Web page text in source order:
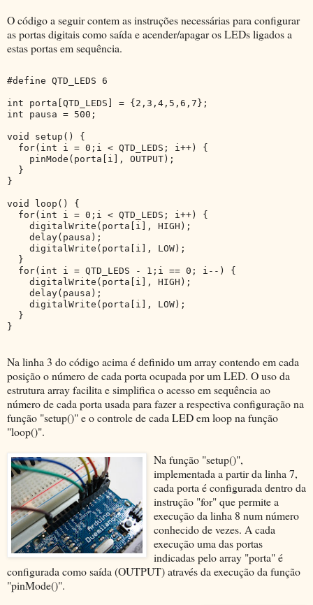
O código a seguir contem as instruções necessárias para configurar
as portas digitais como saída e acender/apagar os LEDs ligados a
estas portas em sequência.
#define QTD_LEDS 6
int porta[QTD_LEDS] = {2,3,4,5,6,7};
int pausa = 500;
void setup() {
  for(int i = 0;i < QTD_LEDS; i++) {
    pinMode(porta[i], OUTPUT);
  }
}
void loop() {
  for(int i = 0;i < QTD_LEDS; i++) {
    digitalWrite(porta[i], HIGH);
    delay(pausa);
    digitalWrite(porta[i], LOW);
  }
  for(int i = QTD_LEDS - 1;i == 0; i--) {
    digitalWrite(porta[i], HIGH);
    delay(pausa);
    digitalWrite(porta[i], LOW);
  }
}
Na linha 3 do código acima é definido um array contendo em cada
posição o número de cada porta ocupada por um LED. O uso da
estrutura array facilita e simplifica o acesso em sequência ao
número de cada porta usada para fazer a respectiva configuração na
função "setup()" e o controle de cada LED em loop na função
"loop()".
Na função "setup()",
implementada a partir da linha 7,
cada porta é configurada dentro da
instrução "for" que permite a
execução da linha 8 num número
conhecido de vezes. A cada
execução uma das portas
indicadas pelo array "porta" é
configurada como saída (OUTPUT) através da execução da função
"pinMode()".